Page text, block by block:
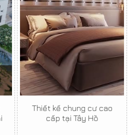
Thiết kế chung cư cao
cấp tại Tây Hồ